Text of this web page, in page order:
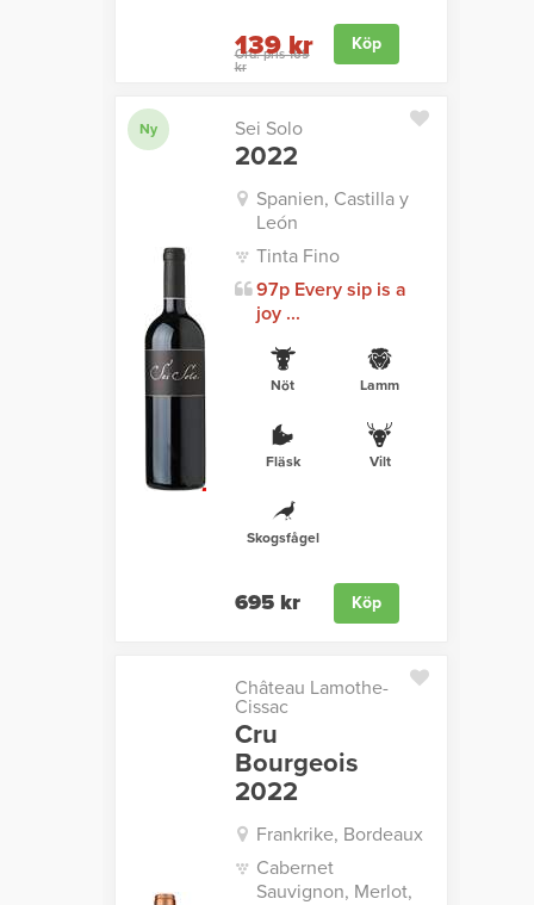
Ord. pris 169
kr
139 kr Köp
Ny Sei Solo
2022
Spanien, Castilla y
León
Tinta Fino
97p Every sip is a
joy ...
Nöt Lamm
Fläsk Vilt
Skogsfågel
695 kr Köp
Château Lamothe-
Cissac
Cru
Bourgeois
2022
Frankrike, Bordeaux
Cabernet
Sauvignon, Merlot,